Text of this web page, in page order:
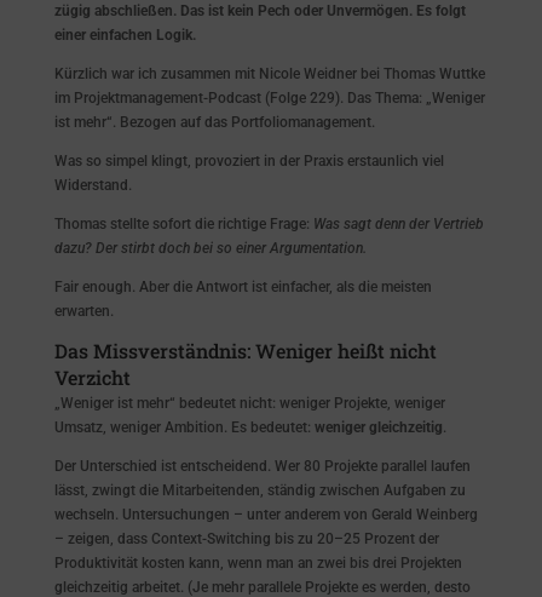
zügig abschließen. Das ist kein Pech oder Unvermögen. Es folgt
einer einfachen Logik.
Kürzlich war ich zusammen mit Nicole Weidner bei Thomas Wuttke
im Projektmanagement-Podcast (Folge 229). Das Thema: „Weniger
ist mehr“. Bezogen auf das Portfoliomanagement.
Was so simpel klingt, provoziert in der Praxis erstaunlich viel
Widerstand.
Thomas stellte sofort die richtige Frage: Was sagt denn der Vertrieb
dazu? Der stirbt doch bei so einer Argumentation.
Fair enough. Aber die Antwort ist einfacher, als die meisten
erwarten.
Das Missverständnis: Weniger heißt nicht
Verzicht
„Weniger ist mehr“ bedeutet nicht: weniger Projekte, weniger
Umsatz, weniger Ambition. Es bedeutet: weniger gleichzeitig.
Der Unterschied ist entscheidend. Wer 80 Projekte parallel laufen
lässt, zwingt die Mitarbeitenden, ständig zwischen Aufgaben zu
wechseln. Untersuchungen – unter anderem von Gerald Weinberg
– zeigen, dass Context-Switching bis zu 20–25 Prozent der
Produktivität kosten kann, wenn man an zwei bis drei Projekten
gleichzeitig arbeitet. (Je mehr parallele Projekte es werden, desto